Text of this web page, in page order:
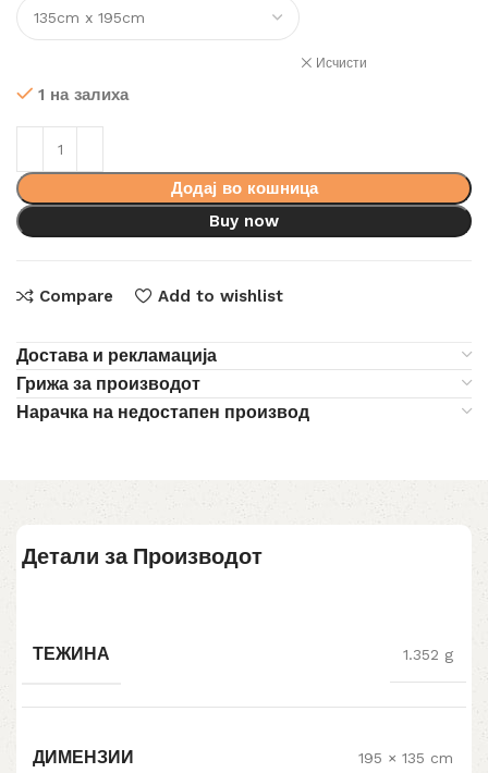
Исчисти
1 на залиха
Додај во кошница
Buy now
Compare Add to wishlist
Достава и рекламација
Грижа за производот
Нарачка на недостапен производ
Детали за Производот
ТЕЖИНА 1.352 g
ДИМЕНЗИИ 195 × 135 cm